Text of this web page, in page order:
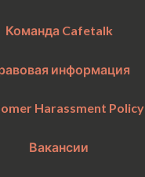
Команда Cafetalk
информация
Harassment Policy
Вакансии